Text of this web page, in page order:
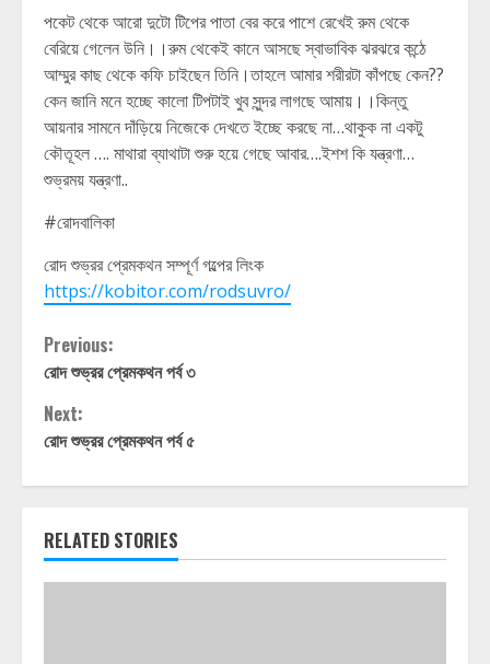
পকেট থেকে আরো দুটো টিপের পাতা বের করে পাশে রেখেই রুম থেকে
বেরিয়ে গেলেন উনি।।রুম থেকেই কানে আসছে স্বাভাবিক ঝরঝরে কন্ঠে
আম্মুর কাছ থেকে কফি চাইছেন তিনি।তাহলে আমার শরীরটা কাঁপছে কেন??
কেন জানি মনে হচ্ছে কালো টিপটাই খুব সুন্দর লাগছে আমায়।।কিন্তু
আয়নার সামনে দাঁড়িয়ে নিজেকে দেখতে ইচ্ছে করছে না…থাকুক না একটু
কৌতূহল …. মাথারা ব্যাথাটা শুরু হয়ে গেছে আবার….ইশশ কি যন্ত্রণা…
শুভ্রময় যন্ত্রণা..
#রোদবালিকা
রোদ শুভ্রর প্রেমকথন সম্পূর্ণ গল্পের লিংক
https://kobitor.com/rodsuvro/
Continue
Reading
Previous:
রোদ শুভ্রর প্রেমকথন পর্ব ৩
Next:
রোদ শুভ্রর প্রেমকথন পর্ব ৫
RELATED STORIES